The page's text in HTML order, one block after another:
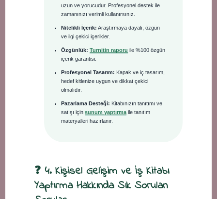
uzun ve yorucudur. Profesyonel destek ile
zamanınızı verimli kullanırsınız.
Nitelikli İçerik: Araştırmaya dayalı, özgün
ve ilgi çekici içerikler.
Özgünlük: Turnitin raporu ile %100 özgün
içerik garantisi.
Profesyonel Tasarım: Kapak ve iç tasarım,
hedef kitlenize uygun ve dikkat çekici
olmalıdır.
Pazarlama Desteği: Kitabınızın tanıtımı ve
satışı içinsunum yaptırma ile tanıtım
materyalleri hazırlanır.
❓ 4. Kişisel Gelişim ve İş Kitabı
Yaptırma Hakkında Sık Sorulan